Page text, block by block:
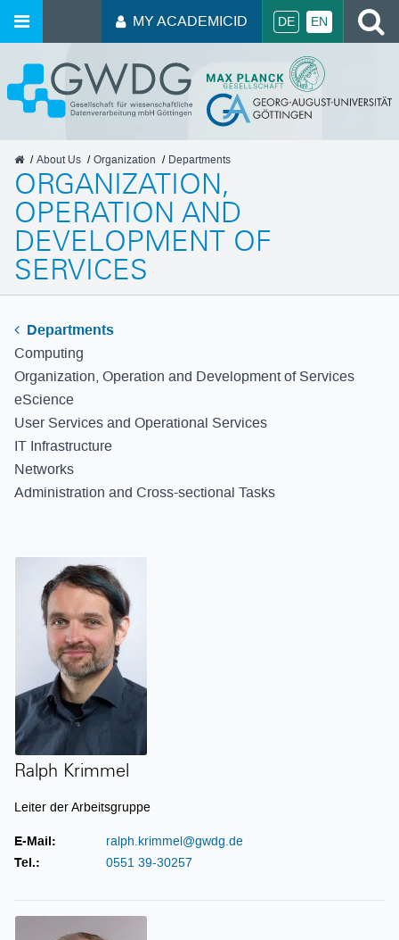
MY ACADEMICID DE EN
GWDG
About Us Organization Departments
ORGANIZATION,
OPERATION AND
DEVELOPMENT OF
SERVICES
Departments
Computing
Organization, Operation and Development of Services
eScience
User Services and Operational Services
IT Infrastructure
Networks
Administration and Cross-sectional Tasks
Ralph Krimmel
Leiter der Arbeitsgruppe
E-Mail:
ralph.krimmel@gwdg.de
Tel.:
0551 39-30257